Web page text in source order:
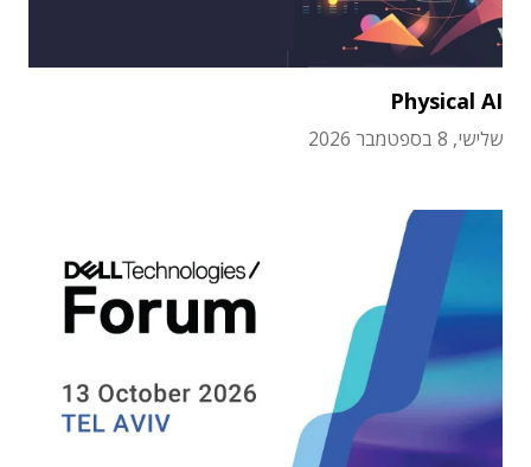
Physical AI
שלישי, 8 בספטמבר 2026